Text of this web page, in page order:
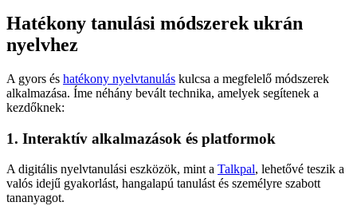
Hatékony tanulási módszerek ukrán
nyelvhez
A gyors és hatékony nyelvtanulás kulcsa a megfelelő módszerek
alkalmazása. Íme néhány bevált technika, amelyek segítenek a
kezdőknek:
1. Interaktív alkalmazások és platformok
A digitális nyelvtanulási eszközök, mint a Talkpal, lehetővé teszik a
valós idejű gyakorlást, hangalapú tanulást és személyre szabott
tananyagot.